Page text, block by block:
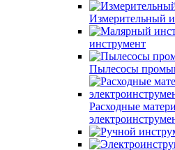
Измерительный
инструмент
Пылесосы
Расходные